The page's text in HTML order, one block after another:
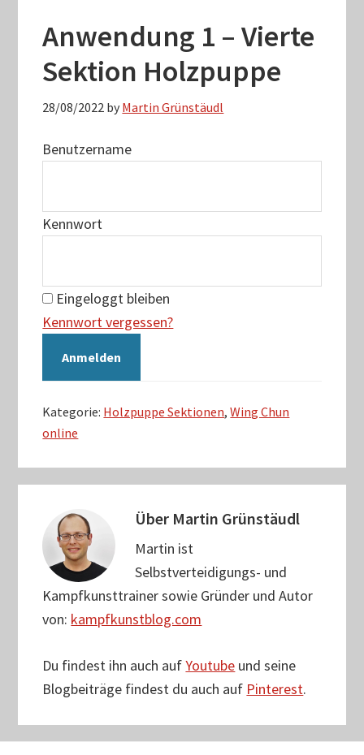
Anwendung 1 – Vierte
Sektion Holzpuppe
28/08/2022 by Martin Grünstäudl
Benutzername
Kennwort
Eingeloggt bleiben
Kennwort vergessen?
Kategorie: Holzpuppe Sektionen,Wing Chun
online
Über Martin Grünstäudl
Martin ist
Selbstverteidigungs- und
Kampfkunsttrainer sowie Gründer und Autor
von: kampfkunstblog.com
Du findest ihn auch aufYoutube und seine
Blogbeiträge findest du auch auf Pinterest.